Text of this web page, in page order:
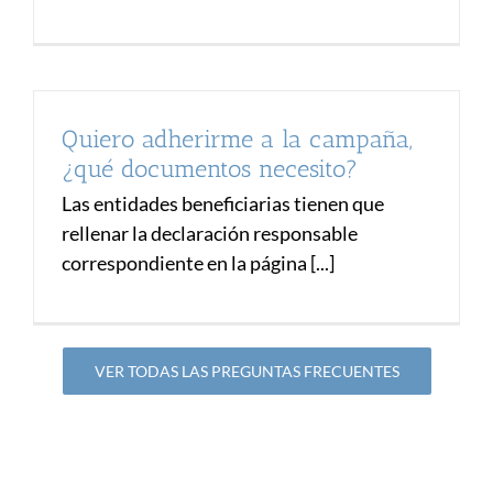
Quiero adherirme a la campaña,
¿qué documentos necesito?
Las entidades beneficiarias tienen que
rellenar la declaración responsable
correspondiente en la página [...]
VER TODAS LAS PREGUNTAS FRECUENTES